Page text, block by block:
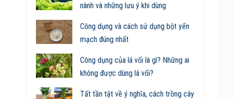
nành và những lưu ý khi dùng
Công dụng và cách sử dụng bột yến
mạch đúng nhất
Công dụng của lá vối là gì? Những ai
không được dùng lá vối?
Tất tần tật về ý nghĩa, cách trồng cây